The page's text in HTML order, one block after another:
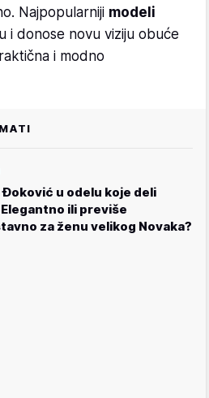
Najpopularniji modeli
i donose novu viziju obuće
i modno
Đoković u odelu koje deli
ili previše
za ženu velikog Novaka?